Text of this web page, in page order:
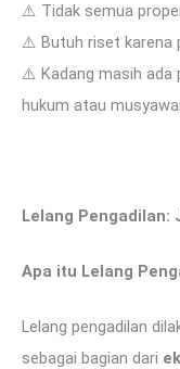
⚠️ Tidak semua
⚠️ Butuh riset karena
⚠️ Kadang masih ada
hukum atau
Lelang Pengadilan:
Apa itu Lelang
Lelang pengadilan
sebagai bagian dari